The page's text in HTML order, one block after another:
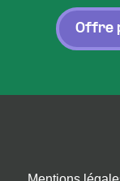
Offre